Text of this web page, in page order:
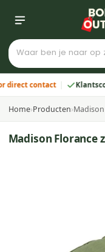
contact Klantscore
Home›Producten›
Madison Florance